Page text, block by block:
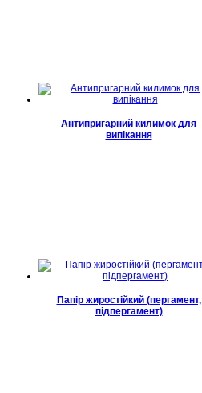
Антипригарний килимок для
випікання
Папір жиростійкий (пергамент,
підпергамент)